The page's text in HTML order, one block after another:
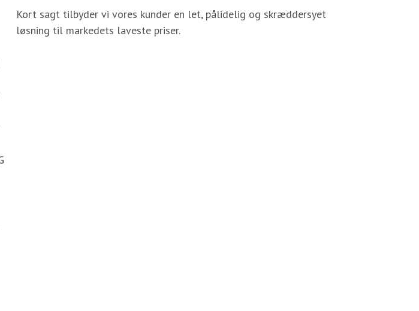
Kort sagt tilbyder vi vores kunder en let, pålidelig og skræddersyet
løsning til markedets laveste priser.